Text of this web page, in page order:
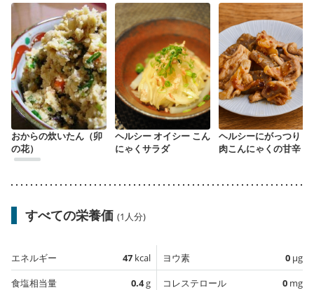
おからの炊いたん（卯
の花）
ヘルシー オイシー こん
にゃくサラダ
ヘルシーにがっつり 豚
肉こんにゃくの甘辛
すべての栄養価 (1人分)
エネルギー 47 kcal
食塩相当量
0.4g
ヨウ素 0 µg
コレステロール
0 mg